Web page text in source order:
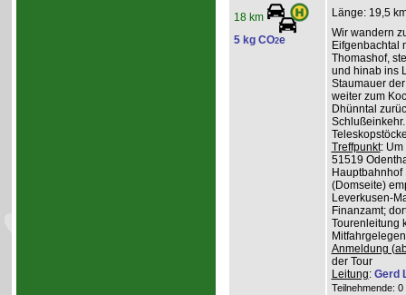
18 km
5 kg CO2e
Länge: 19,5
Wir wandern
Eifgenbachtal
Thomashof,
und hinab ins
Staumauer
weiter zum
Dhünntal
Schlußeinkehr.
Treffpunkt: Um
51519
(Domseite)
Leverkusen-
Finanzamt;
Tourenleitung
Anmeldung
der Tour
Leitung: Gerd
Teilnehmende: